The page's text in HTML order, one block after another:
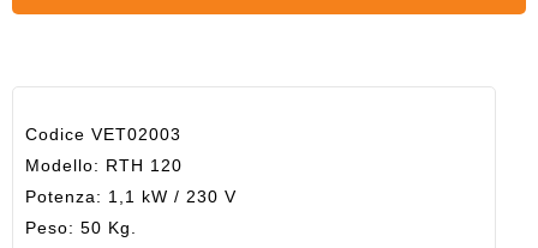
Codice VET02003
Modello: RTH 120
Potenza: 1,1 kW / 230 V
Peso: 50 Kg.